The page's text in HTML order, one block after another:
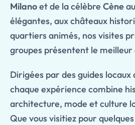
Milanoet de la célèbre Cène
élégantes, aux châteaux
quartiers animés, nos visites
groupes présentent le meilleur
Dirigées par des guides locaux
chaque expérience combine
architecture, mode et culture
Que vous visitiez pour